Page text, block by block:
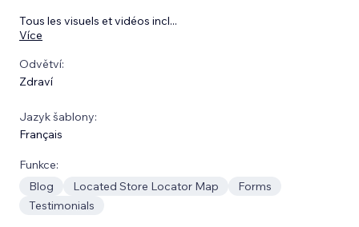
Tous les visuels et vidéos incl...
Více
Odvětví:
Zdraví
Jazyk šablony:
Français
Funkce:
Blog
Located Store Locator Map
Forms
Testimonials